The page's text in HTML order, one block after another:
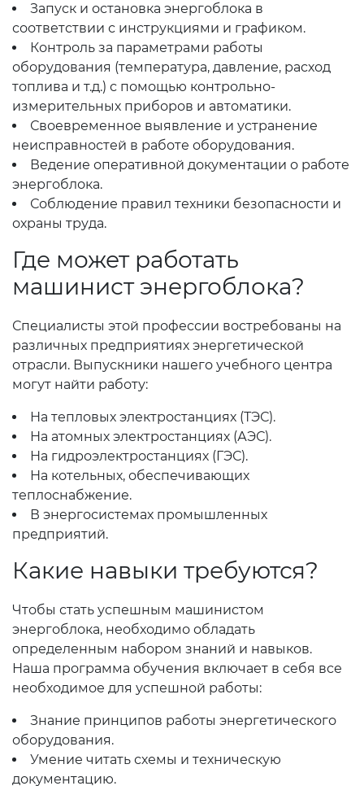
Запуск и остановка энергоблока в
соответствии с инструкциями и графиком.
Контроль за параметрами работы
оборудования (температура, давление, расход
топлива и т.д.) с помощью контрольно-
измерительных приборов и автоматики.
Своевременное выявление и устранение
неисправностей в работе оборудования.
Ведение оперативной документации о работе
энергоблока.
Соблюдение правил техники безопасности и
охраны труда.
Где может работать
машинист энергоблока?
Специалисты этой профессии востребованы на
различных предприятиях энергетической
отрасли. Выпускники нашего учебного центра
могут найти работу:
На тепловых электростанциях (ТЭС).
На атомных электростанциях (АЭС).
На гидроэлектростанциях (ГЭС).
На котельных, обеспечивающих
теплоснабжение.
В энергосистемах промышленных
предприятий.
Какие навыки требуются?
Чтобы стать успешным машинистом
энергоблока, необходимо обладать
определенным набором знаний и навыков.
Наша программа обучения включает в себя все
необходимое для успешной работы:
Знание принципов работы энергетического
оборудования.
Умение читать схемы и техническую
документацию.